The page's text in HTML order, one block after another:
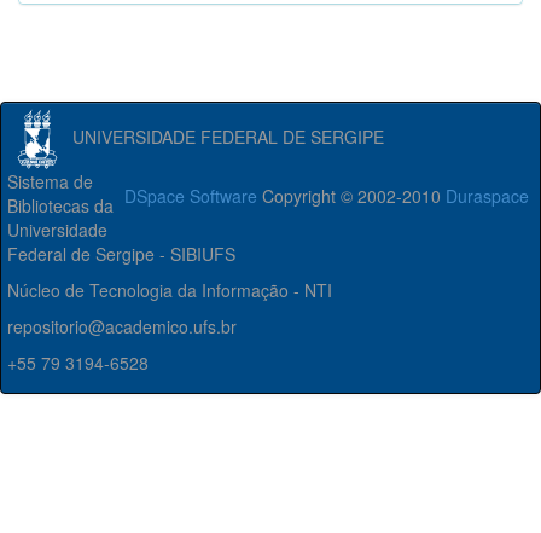
UNIVERSIDADE FEDERAL DE SERGIPE
DSpace Software Copyright © 2002-2010 Duraspace
Sistema de
Bibliotecas da
Universidade
Federal de Sergipe - SIBIUFS
Núcleo de Tecnologia da Informação - NTI
repositorio@academico.ufs.br
+55 79 3194-6528